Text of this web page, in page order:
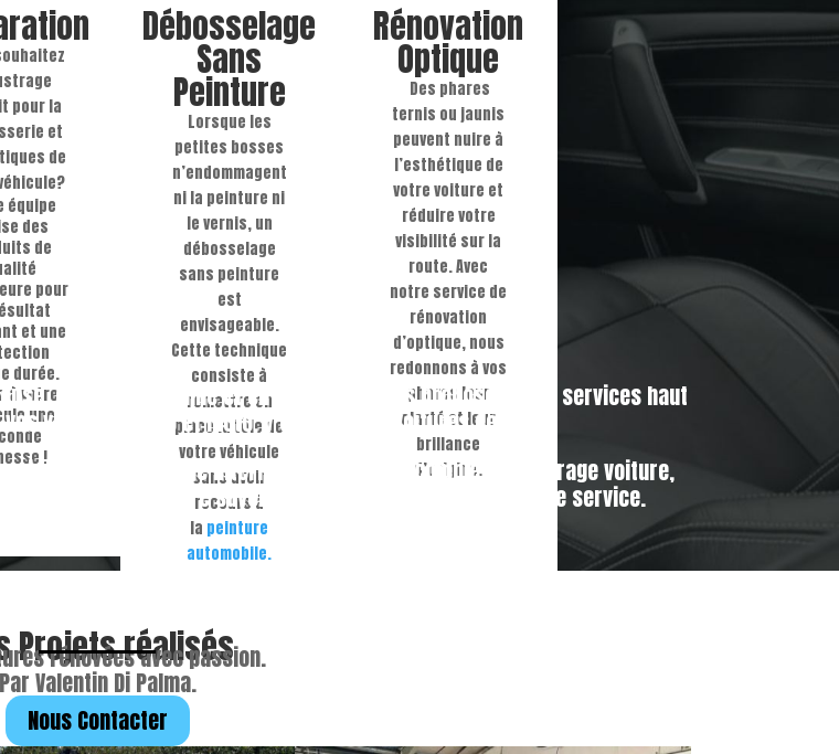
pour la
et
de
équipe
des
de
pour
et une
durée.
à votre
une
!
Débosselage
Sans
Peinture
Lorsque les
petites bosses
n’endommagent
ni la peinture ni
le vernis, un
débosselage
sans peinture
est
envisageable.
Cette technique
consiste à
remettre en
place la tôle de
votre véhicule
sans avoir
recours à
la peinture
automobile.
Rénovation
Optique
Des phares
ternis ou jaunis
peuvent nuire à
l’esthétique de
votre voiture et
réduire votre
visibilité sur la
route. Avec
notre service de
rénovation
d’optique, nous
redonnons à vos
phares leur
clarté et leur
brillance
d’origine.
en Haute-Garonne et en Occitanie. Nous proposons des services haut
véhicules auto et moto, y compris les voitures de luxe.
le nettoyage intérieur et extérieur complet, le lustrage voiture,
Nous mettons notre savoir-faire et notre expertise à votre service.
Projets réalisés
rénovées avec passion.
Par Valentin Di Palma.
Nous Contacter